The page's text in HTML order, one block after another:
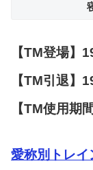
【TM登場】
【TM引退】
【TM使用期
愛称別トレ